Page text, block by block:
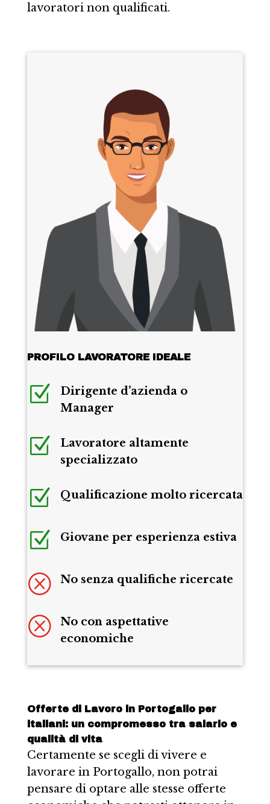
lavoratori non qualificati.
PROFILO LAVORATORE IDEALE
Z
Dirigente d’azienda o
Manager
Z
Lavoratore altamente
specializzato
Z Qualificazione molto ricercata
Z Giovane per esperienza estiva
Q No senza qualifiche ricercate
Q
No con aspettative
economiche
Offerte di Lavoro in Portogallo per
italiani: un compromesso tra salario e
qualità di vita
Certamente se scegli di vivere e
lavorare in Portogallo, non potrai
pensare di optare alle stesse offerte